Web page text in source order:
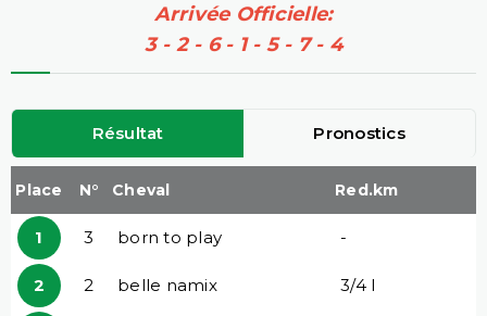
Arrivée Officielle:
3 - 2 - 6 - 1 - 5 - 7 - 4
Résultat Pronostics
Place N° Cheval Red.km
1 3 born to play -
2 2 belle namix 3/4 l